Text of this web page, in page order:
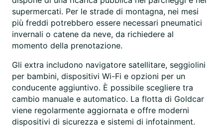
supermercati. Per le strade di montagna, nei mesi
più freddi potrebbero essere necessari pneumatici
invernali o catene da neve, da richiedere al
momento della prenotazione.
Gli extra includono navigatore satellitare, seggiolini
per bambini, dispositivi Wi-Fi e opzioni per un
conducente aggiuntivo. È possibile scegliere tra
cambio manuale e automatico. La flotta di Goldcar
viene regolarmente aggiornata e offre moderni
dispositivi di sicurezza e sistemi di infotainment.